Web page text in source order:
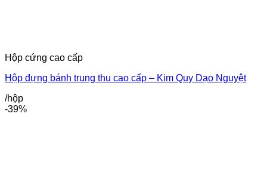
Hộp cứng cao cấp
Hộp đựng bánh trung thu cao cấp – Kim Quy Dạo Nguyệt
/hộp
-39%